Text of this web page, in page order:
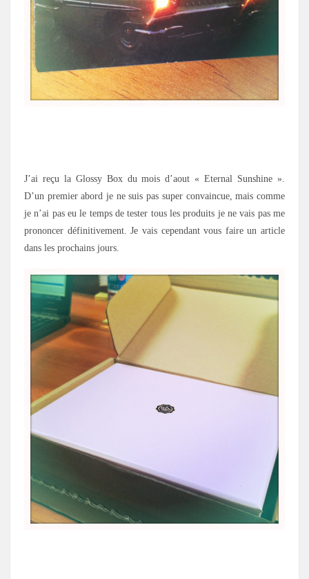
J’ai reçu la Glossy Box du mois d’aout « Eternal Sunshine ».
D’un premier abord je ne suis pas super convaincue, mais comme
je n’ai pas eu le temps de tester tous les produits je ne vais pas me
prononcer définitivement. Je vais cependant vous faire un article
dans les prochains jours.